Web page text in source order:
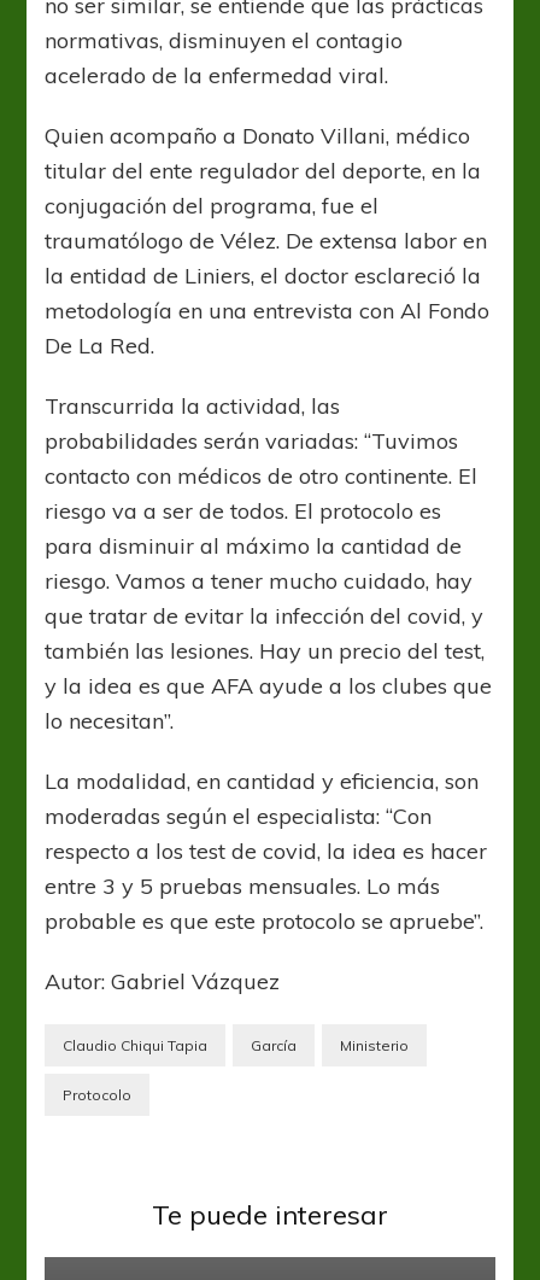
no ser similar, se entiende que las prácticas
normativas, disminuyen el contagio
acelerado de la enfermedad viral.
Quien acompaño a Donato Villani, médico
titular del ente regulador del deporte, en la
conjugación del programa, fue el
traumatólogo de Vélez. De extensa labor en
la entidad de Liniers, el doctor esclareció la
metodología en una entrevista con Al Fondo
De La Red.
Transcurrida la actividad, las
probabilidades serán variadas: “Tuvimos
contacto con médicos de otro continente. El
riesgo va a ser de todos. El protocolo es
para disminuir al máximo la cantidad de
riesgo. Vamos a tener mucho cuidado, hay
que tratar de evitar la infección del covid, y
también las lesiones. Hay un precio del test,
y la idea es que AFA ayude a los clubes que
lo necesitan”.
La modalidad, en cantidad y eficiencia, son
moderadas según el especialista: “Con
respecto a los test de covid, la idea es hacer
entre 3 y 5 pruebas mensuales. Lo más
probable es que este protocolo se apruebe”.
Autor: Gabriel Vázquez
Claudio Chiqui Tapia García Ministerio
Protocolo
Te puede interesar
manifestó el interés de extender el